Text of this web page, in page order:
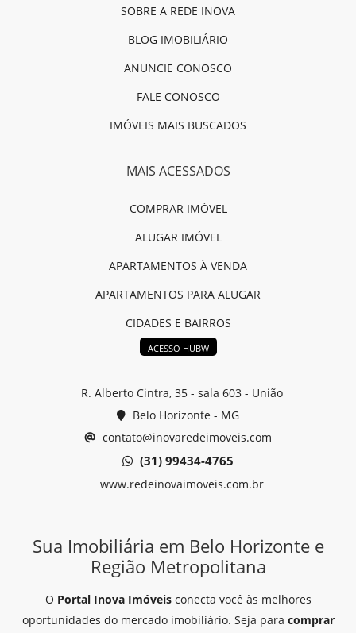
SOBRE A REDE INOVA
BLOG IMOBILIÁRIO
ANUNCIE CONOSCO
FALE CONOSCO
IMÓVEIS MAIS BUSCADOS
MAIS ACESSADOS
COMPRAR IMÓVEL
ALUGAR IMÓVEL
APARTAMENTOS À VENDA
APARTAMENTOS PARA ALUGAR
CIDADES E BAIRROS
ACESSO HUBW
R. Alberto Cintra, 35 - sala 603 - União
Belo Horizonte - MG
contato@inovaredeimoveis.com
(31) 99434-4765
www.redeinovaimoveis.com.br
Sua Imobiliária em Belo Horizonte e
Região Metropolitana
O Portal Inova Imóveisconecta você às melhores
oportunidades do mercado imobiliário. Seja para comprar